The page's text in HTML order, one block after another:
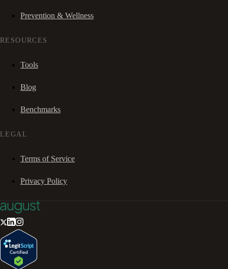
Prevention & Wellness
RESOURCES
Tools
Blog
Benchmarks
LEGAL
Terms of Service
Privacy Policy